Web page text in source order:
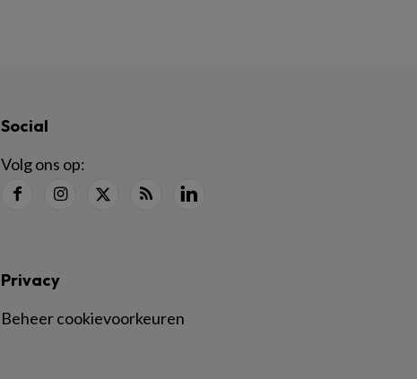
Social
Volg ons op:
Privacy
Beheer cookievoorkeuren